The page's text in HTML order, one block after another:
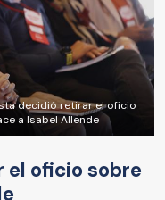
decidió retirar el oficio
a Isabel Allende
el oficio sobre